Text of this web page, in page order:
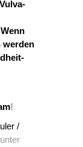
werden
!
/
unter